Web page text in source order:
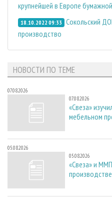
крупнейшей в Европе
18.10.2022 09:33 Сокольский
производство
НОВОСТИ ПО ТЕМЕ
07.08.2026
07.08.2026
«Свеза»
мебельном
05.08.2026
05.08.2026
«Свеза» и